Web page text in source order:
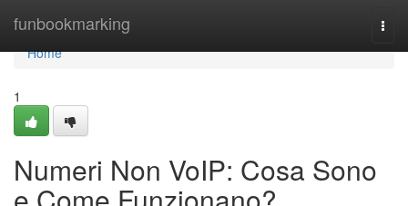
funbookmarking
Home
Home
1
Numeri Non VoIP: Cosa Sono